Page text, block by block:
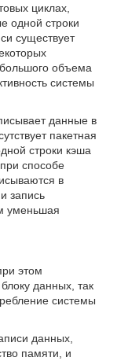
циклах,
одной строки
существует
объема
системы
данные в
пакетная
строки кэша
способе
в
запись
уменьшая
этом
данных, так
системы
данных,
памяти, и